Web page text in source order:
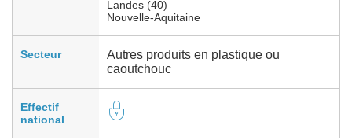
Landes (40)
Nouvelle-Aquitaine
Secteur
Autres produits en plastique ou
caoutchouc
Effectif
national